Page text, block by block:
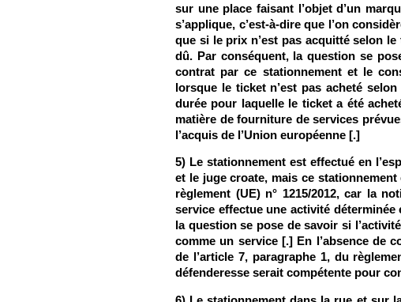
sur une place faisant l’objet d’un
s’applique, c’est-à-dire que l’on
que si le prix n’est pas acquitté selon
dû. Par conséquent, la question se
contrat par ce stationnement et le
lorsque le ticket n’est pas acheté
durée pour laquelle le ticket a été
matière de fourniture de services
l’acquis de l’Union européenne [.]
5) Le stationnement est effectué en
et le juge croate, mais ce
règlement (UE) n° 1215/2012, car la
service effectue une activité
la question se pose de savoir si
comme un service [.] En l’absence de
de l’article 7, paragraphe 1, du
défenderesse serait compétente pour